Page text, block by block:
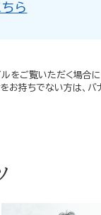
ら
ルをご覧いただく場
持ちでない方は、バナ